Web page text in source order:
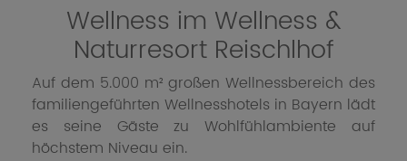
Wellness im Wellness &
Naturresort Reischlhof
Auf dem 5.000 m² großen Wellnessbereich des
familiengeführten Wellnesshotels in Bayern lädt
es seine Gäste zu Wohlfühlambiente auf
höchstem Niveau ein.